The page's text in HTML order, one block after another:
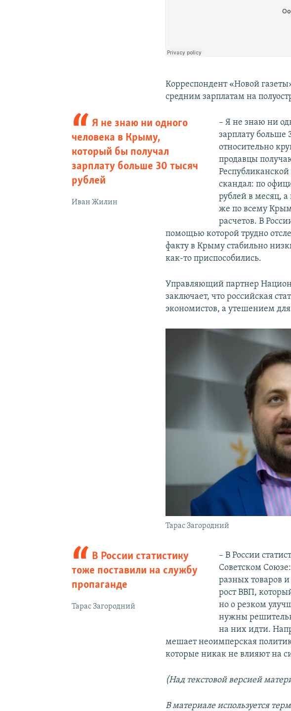
Корреспондент «Новой
средним зарплатам на
Я не знаю ни одного
человека в Крыму,
который бы получал
зарплату больше 30 тысяч
рублей
Иван Жилин
– Я не знаю ни
зарплату больше
относительно
продавцы
скандал: по
рублей в месяц, а
же по всему
расчетов. В
помощью которой трудно
факту в Крыму стабильно
как-то приспособились.
Управляющий партнер
заключает, что российская
экономистов, а утешением
Тарас Загородний
В России статистику
тоже поставили на службу
пропаганде
Тарас Загородний
– В России
Советском
разных товаров
рост ВВП,
но о резком
нужны
на них идти.
мешает неоимперская
которые никак не влияют на
(Над текстовой версией
В материале используется